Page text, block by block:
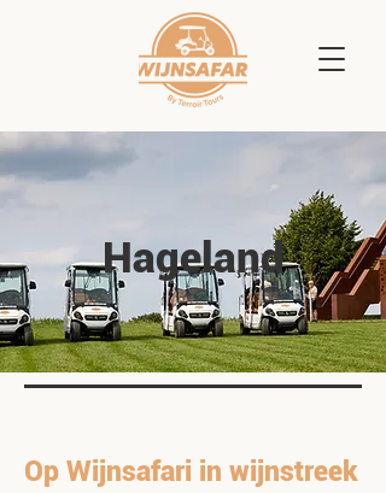
Hageland
Op Wijnsafari in wijnstreek